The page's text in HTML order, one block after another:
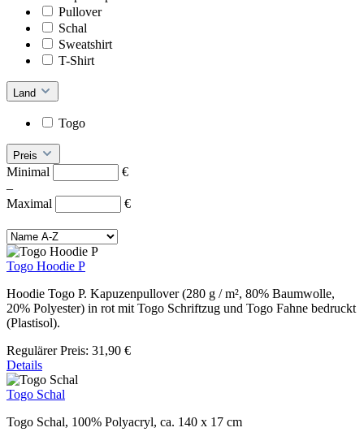
Pullover
Schal
Sweatshirt
T-Shirt
Land
Togo
Preis
Minimal
€
–
Maximal
€
Togo Hoodie P
Hoodie Togo P. Kapuzenpullover (280 g / m², 80% Baumwolle,
20% Polyester) in rot mit Togo Schriftzug und Togo Fahne bedruckt
(Plastisol).
Regulärer Preis: 31,90 €
Details
Togo Schal
Togo Schal, 100% Polyacryl, ca. 140 x 17 cm